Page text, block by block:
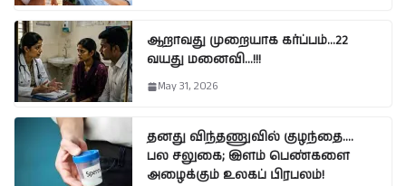
ஆறாவது முறையாக கர்ப்பம்…22
வயது மனைவி…!!!
May 31, 2026
தனது விந்தணுவில் குழந்தை….
பல சலுகை; இளம் பெண்களை
அழைக்கும் உலகப் பிரபலம்!